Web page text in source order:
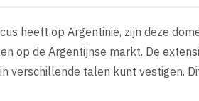
heeft op Argentinië, zijn deze
op de Argentijnse markt. De
verschillende talen kunt vestigen.